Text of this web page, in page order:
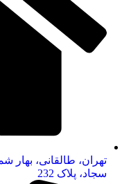
تهران، طالقانی، بهار
سجاد، پلاک 232